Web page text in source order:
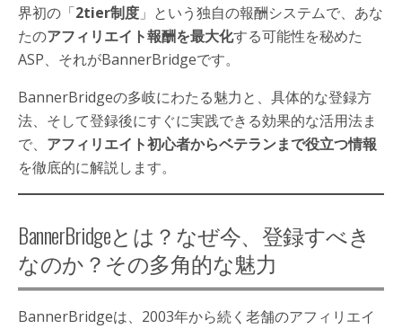
界初の「2tier制度 」という独自の報酬システムで、あな
たのアフィリエイト報酬を最大化する可能性を秘めた
ASP、それがBannerBridgeです。
BannerBridgeの多岐にわたる魅力と、具体的な登録方
法、そして登録後にすぐに実践できる効果的な活用法ま
で、 アフィリエイト初心者からベテランまで役立つ情報
を徹底的に解説します。
BannerBridgeとは？なぜ今、登録すべき
なのか？その多角的な魅力
BannerBridgeは、2003年から続く老舗のアフィリエイ